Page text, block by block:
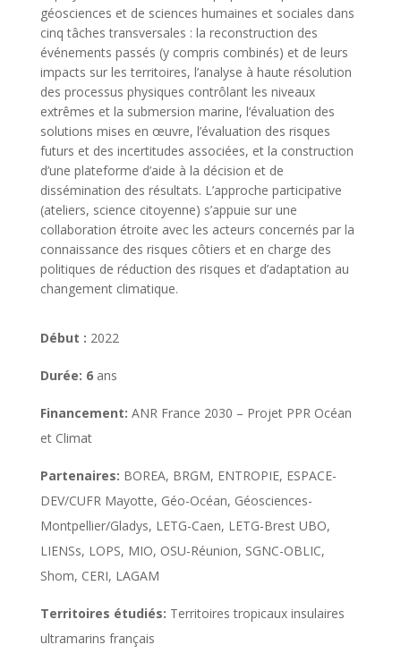
géosciences et de sciences humaines et sociales dans
cinq tâches transversales : la reconstruction des
événements passés (y compris combinés) et de leurs
impacts sur les territoires, l’analyse à haute résolution
des processus physiques contrôlant les niveaux
extrêmes et la submersion marine, l’évaluation des
solutions mises en œuvre, l’évaluation des risques
futurs et des incertitudes associées, et la construction
d’une plateforme d’aide à la décision et de
dissémination des résultats. L’approche participative
(ateliers, science citoyenne) s’appuie sur une
collaboration étroite avec les acteurs concernés par la
connaissance des risques côtiers et en charge des
politiques de réduction des risques et d’adaptation au
changement climatique.
Début : 2022
Durée: 6ans
Financement: ANR France 2030 – Projet PPR Océan
et Climat
Partenaires: BOREA, BRGM, ENTROPIE, ESPACE-
DEV/CUFR Mayotte, Géo-Océan, Géosciences-
Montpellier/Gladys, LETG-Caen, LETG-Brest UBO,
LIENSs, LOPS, MIO, OSU-Réunion, SGNC-OBLIC,
Shom, CERI, LAGAM
Territoires étudiés: Territoires tropicaux insulaires
ultramarins français